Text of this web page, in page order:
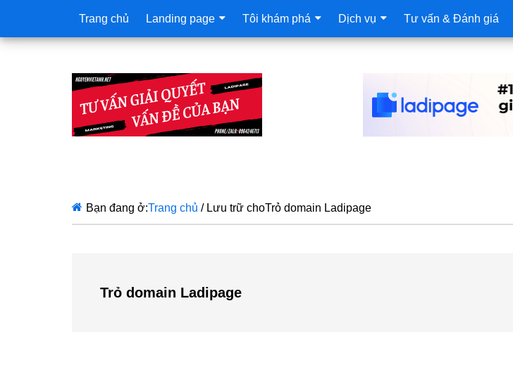
Trang chủ Landing page Tôi khám phá Dịch vụ Tư vấn & Đánh giá
Bạn đang ở:Trang chủ /Lưu trữ choTrỏ domain Ladipage
Trỏ domain Ladipage